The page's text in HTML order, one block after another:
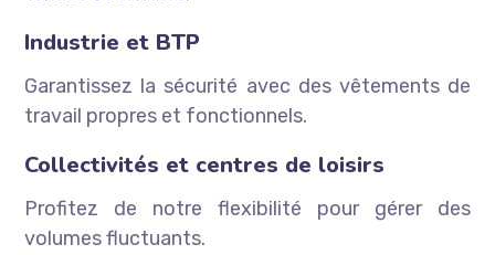
Industrie et BTP
Garantissez la sécurité avec des vêtements de
travail propres et fonctionnels.
Collectivités et centres de loisirs
Profitez de notre flexibilité pour gérer des
volumes fluctuants.